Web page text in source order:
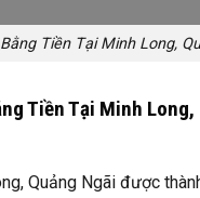
Tiền Tại Minh Long,
Tiền Tại Minh
Quảng Ngãi được